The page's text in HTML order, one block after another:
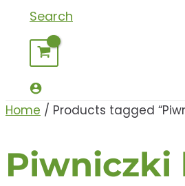
Search
Home / Products tagged
Piwniczki